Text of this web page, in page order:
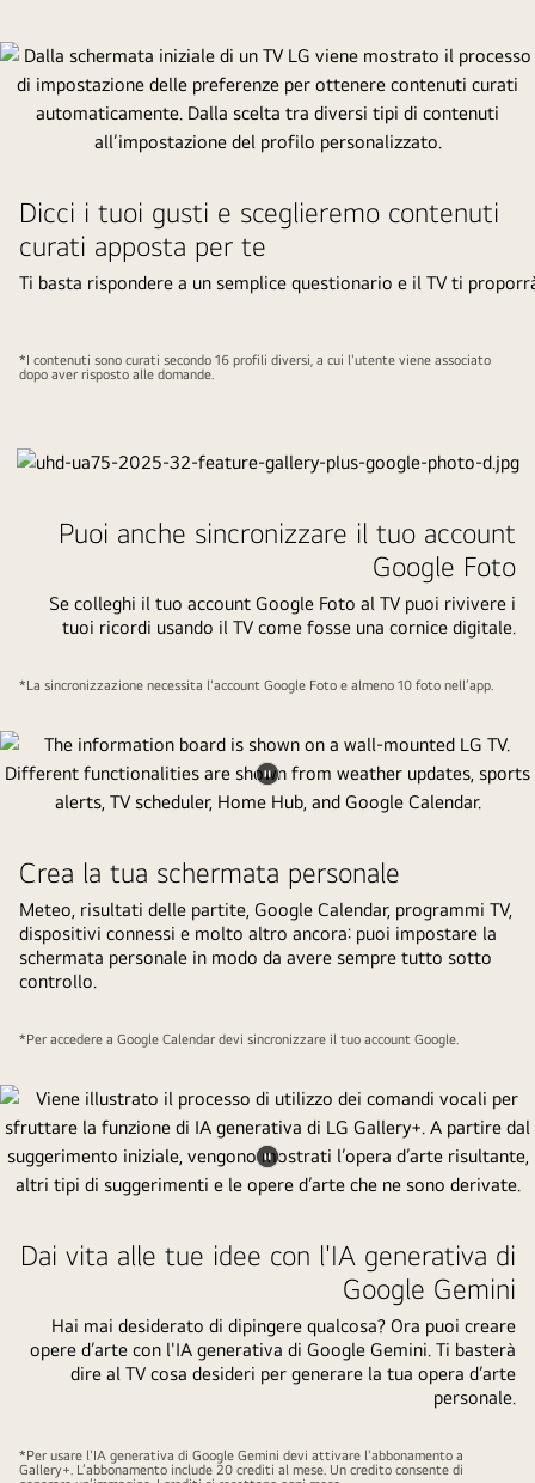
Dicci i tuoi gusti e sceglieremo contenuti
curati apposta per te
Ti basta rispondere a un semplice questionario e il TV ti
*I contenuti sono curati secondo 16 profili diversi, a cui l'utente viene associato
dopo aver risposto alle domande.
Puoi anche sincronizzare il tuo account
Google Foto
Se colleghi il tuo account Google Foto al TV puoi rivivere i
tuoi ricordi usando il TV come fosse una cornice digitale.
*La sincronizzazione necessita l'account Google Foto e almeno 10 foto nell’app.
Metti
in
pausa.
Crea la tua schermata personale
Meteo, risultati delle partite, Google Calendar, programmi TV,
dispositivi connessi e molto altro ancora: puoi impostare la
schermata personale in modo da avere sempre tutto sotto
controllo.
*Per accedere a Google Calendar devi sincronizzare il tuo account Google.
Metti
in
Dai vita alle tue idee con l'IA generativa di
Google Gemini
Hai mai desiderato di dipingere qualcosa? Ora puoi creare
opere d’arte con l'IA generativa di Google Gemini. Ti basterà
dire al TV cosa desideri per generare la tua opera d’arte
personale.
*Per usare l'IA generativa di Google Gemini devi attivare l'abbonamento a
Gallery+. L’abbonamento include 20 crediti al mese. Un credito consente di